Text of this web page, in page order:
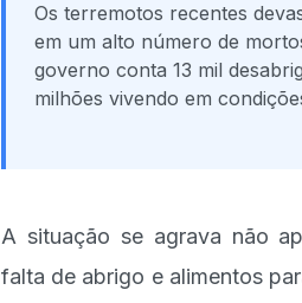
Os terremotos recentes
em um alto número de
governo conta 13 mil
milhões vivendo em
A situação se agrava não
falta de abrigo e alimentos